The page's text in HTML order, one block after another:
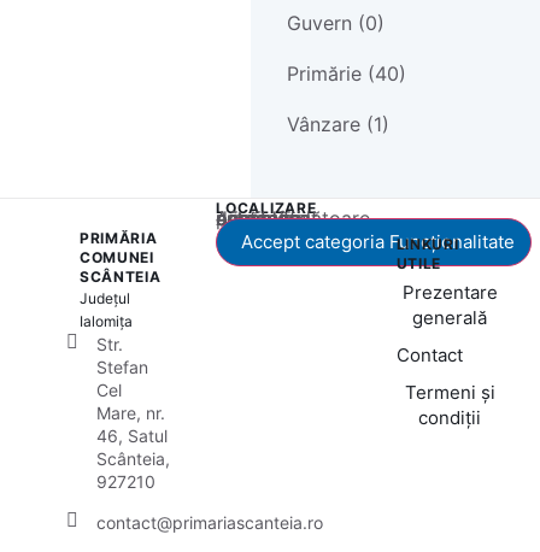
Guvern (0)
Primărie (40)
Vânzare (1)
PRIMĂRIA
COMUNEI
SCÂNTEIA
Județul
Ialomița
Str.
Stefan
Cel
Mare, nr.
46, Satul
Scânteia,
927210
contact@primariascanteia.ro
LOCALIZARE
Acest conținut este blocat până când acceptați categoria corespunzătoare de cookie-uri.
Accept categoria Funcționalitate
LINKURI
UTILE
Prezentare
generală
Contact
Termeni și
condiții